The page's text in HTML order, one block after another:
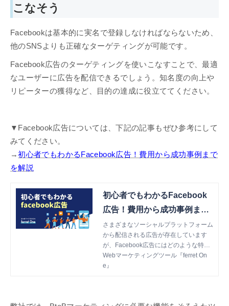
こなそう
Facebookは基本的に実名で登録しなければならないため、
他のSNSよりも正確なターゲティングが可能です。
Facebook広告のターゲティングを使いこなすことで、最適
なユーザーに広告を配信できるでしょう。知名度の向上や
リピーターの獲得など、目的の達成に役立ててください。
▼Facebook広告については、下記の記事もぜひ参考にして
みてください。
→初心者でもわかるFacebook広告！費用から成功事例まで
を解説
初心者でもわかるFacebook
広告！費用から成功事例まで
を解説
さまざまなソーシャルプラットフォーム
から配信される広告が存在しています
が、Facebook広告にはどのような特徴
があるのでしょうか。Facebookに広告
配信することで得られるメリットや実際
Webマーケティングツール『ferret On
e』